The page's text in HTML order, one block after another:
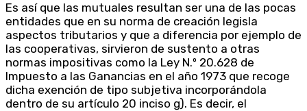
Es así que las mutuales resultan ser una de las pocas
entidades que en su norma de creación legisla
aspectos tributarios y que a diferencia por ejemplo de
las cooperativas, sirvieron de sustento a otras
normas impositivas como la Ley N.º 20.628 de
Impuesto a las Ganancias en el año 1973 que recoge
dicha exención de tipo subjetiva incorporándola
dentro de su artículo 20 inciso g). Es decir, el